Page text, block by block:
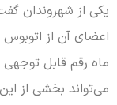
یکی از شهروندان
اعضای آن از
ماه رقم قابل
می‌تواند بخشی از